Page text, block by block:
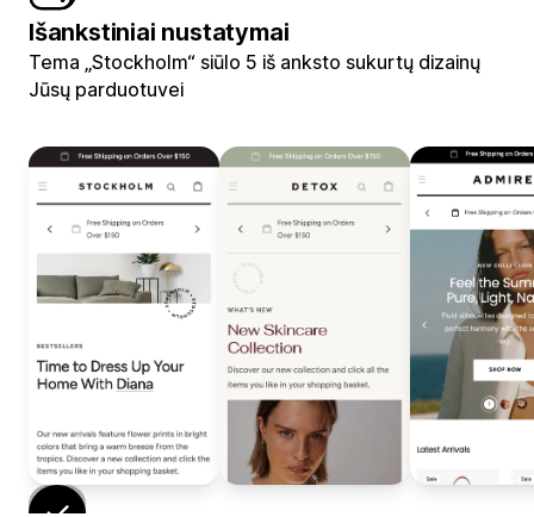
Išankstiniai nustatymai
Tema „Stockholm“ siūlo 5 iš anksto sukurtų dizainų
Jūsų parduotuvei